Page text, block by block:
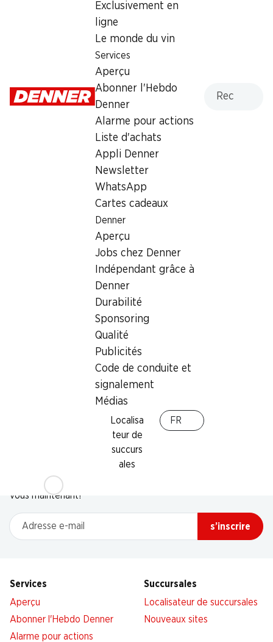
Exclusivement en
ligne
Le monde du vin
Services
Aperçu
Abonner l'Hebdo
Denner
Alarme pour actions
Liste d'achats
Appli Denner
Newsletter
WhatsApp
Cartes cadeaux
Denner
Aperçu
Jobs chez Denner
Indépendant grâce à
Denner
Durabilité
Sponsoring
Qualité
Publicités
Code de conduite et
signalement
Médias
Localisa
teur de
succurs
ales
FR
Jeudi
Retrait d'espèces avec la carte
postale / M-Card
Restez au courant grâce à la newsletter Denner. Inscrivez-
vous maintenant!
Adresse e-mail
s’inscrire
Services
Aperçu
Abonner l'Hebdo Denner
Alarme pour actions
Succursales
Localisateur de succursales
Nouveaux sites